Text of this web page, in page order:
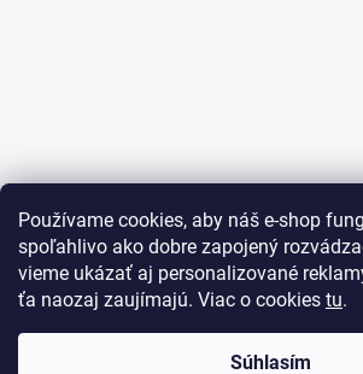
Používame cookies, aby náš e-shop
spoľahlivo ako dobre zapojený
vieme ukázať aj personalizované
ťa naozaj zaujímajú. Viac o cookies tu.
Súhlasím
Copyright 2026ElektroAntoš. Všetky
Upraviť nastavenie